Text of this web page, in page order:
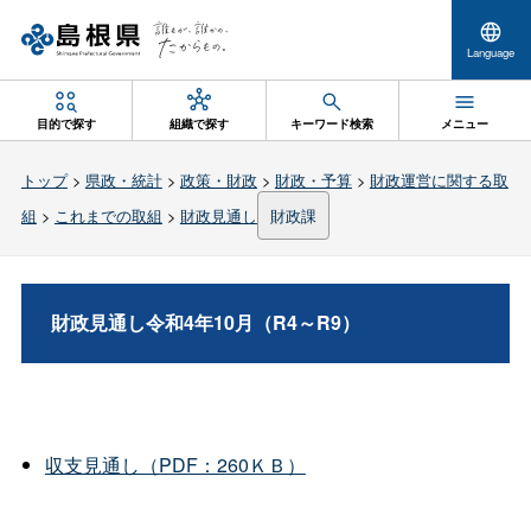
Language
目的で探す 組織で探す キーワード検索 メニュー
トップ> 県政・統計> 政策・財政 > 財政・予算> 財政運営に関する取
組 > これまでの取組 > 財政見通し 財政課
財政見通し令和4年10月（R4～R9）
収支見通し（PDF：260ＫＢ）